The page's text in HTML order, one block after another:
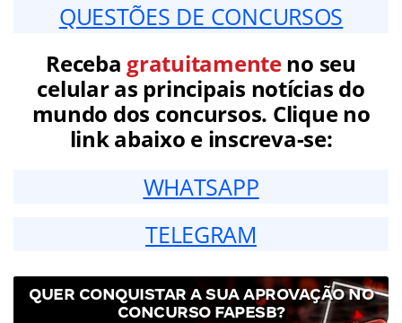
QUESTÕES DE CONCURSOS
Receba gratuitamenteno seu
celular as principais notícias do
mundo dos concursos. Clique no
link abaixo e inscreva-se:
WHATSAPP
TELEGRAM
QUER CONQUISTAR A SUA APROVAÇÃO NO
CONCURSO FAPESB?